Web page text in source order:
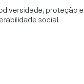
proteção e
social.